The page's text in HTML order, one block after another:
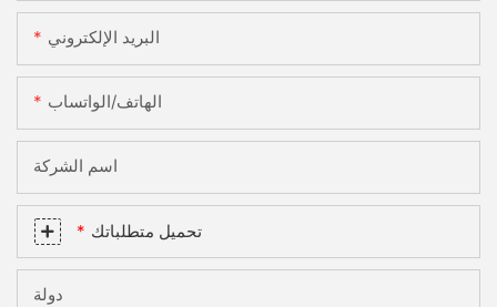
البريد الإلكتروني
الهاتف/الواتساب
اسم الشركة
تحميل متطلباتك
دولة